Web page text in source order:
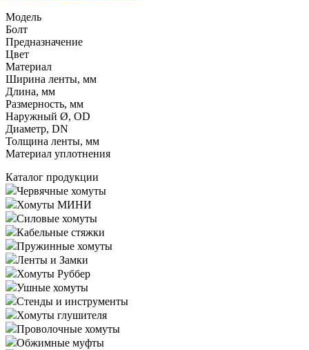
Модель
Болт
Предназначение
Цвет
Материал
Ширина ленты, мм
Длина, мм
Размерность, мм
Наружный Ø, OD
Диаметр, DN
Толщина ленты, мм
Материал уплотнения
Каталог продукции
Червячные хомуты
Хомуты МИНИ
Силовые хомуты
Кабельные стяжки
Пружинные хомуты
Ленты и Замки
Хомуты Руббер
Ушные хомуты
Стенды и инструменты
Хомуты глушителя
Проволочные хомуты
Обжимные муфты